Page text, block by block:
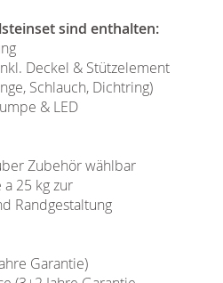
sind enthalten:
Deckel & Stützelement
Schlauch, Dichtring)
& LED
Zubehör wählbar
a 25 kg zur
Randgestaltung
Garantie)